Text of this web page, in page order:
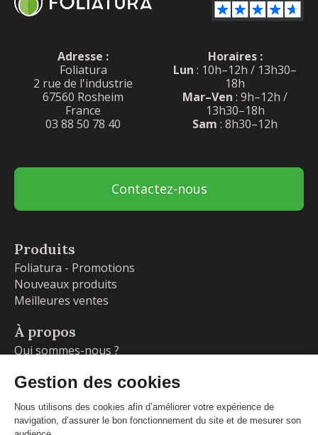
Adresse :
Foliatura
2 rue de l'industrie
67560 Rosheim
France
03 88 50 78 40
Horaires :
Lun : 10h–12h / 13h30–
18h
Mar–Ven : 9h–12h /
13h30–18h
Sam : 8h30–12h
Contactez-nous
Produits
Foliatura - Promotions
Nouveaux produits
Meilleures ventes
À propos
Qui sommes-nous ?
Livraisons et retours
Blog
Votre compte